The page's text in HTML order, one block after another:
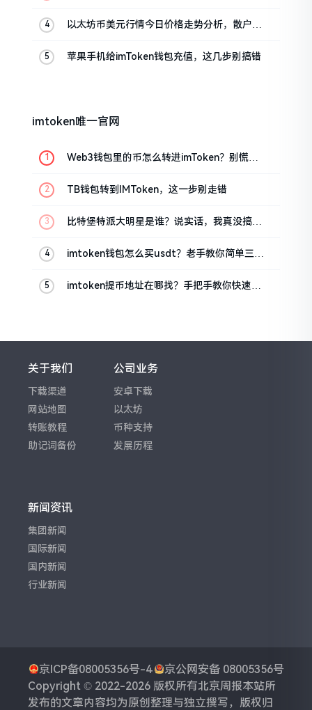
以太坊币美元行情今日价格走势分析，散户如
苹果手机给imToken钱包充值，这几步别搞错
imtoken唯一官网
Web3钱包里的币怎么转进imToken？别慌，
TB钱包转到IMToken，这一步别走错
比特堡特派大明星是谁？说实话，我真没搞明
imtoken钱包怎么买usdt？老手教你简单三步
imtoken提币地址在哪找？手把手教你快速查
关于我们
下载渠道
网站地图
转账教程
助记词备份
公司业务
安卓下载
以太坊
币种支持
发展历程
新闻资讯
集团新闻
国际新闻
国内新闻
行业新闻
京ICP备08005356号-4
京公网安备 08005356号
Copyright © 2022-2026 版权所有北京周报本站所
发布的文章内容均为原创整理与独立撰写，版权归